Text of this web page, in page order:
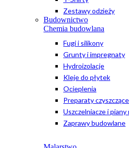
Zestawy odzieży
Budownictwo
Chemia budowlana
Fugi i silikony
Grunty i impregnaty
Hydroizolacje
Kleje do płytek
Ocieplenia
Preparaty
Uszczelniacze i
Zaprawy budowlane